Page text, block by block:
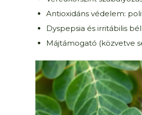
Antioxidáns védelem:
Dyspepsia és irritábilis
Májtámogató (közvetve